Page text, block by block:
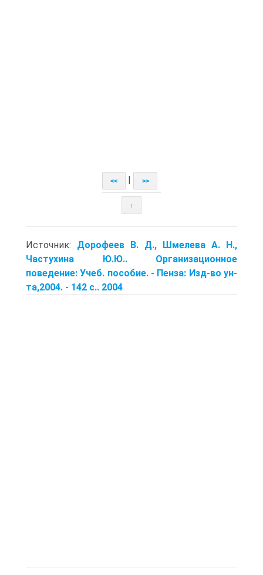
<< >>
↑
Источник: Дорофеев В. Д., Шмелева А. Н.,
Частухина Ю.Ю.. Организационное
поведение: Учеб. пособие. - Пенза: Изд-во ун-
та,2004. - 142 с.. 2004